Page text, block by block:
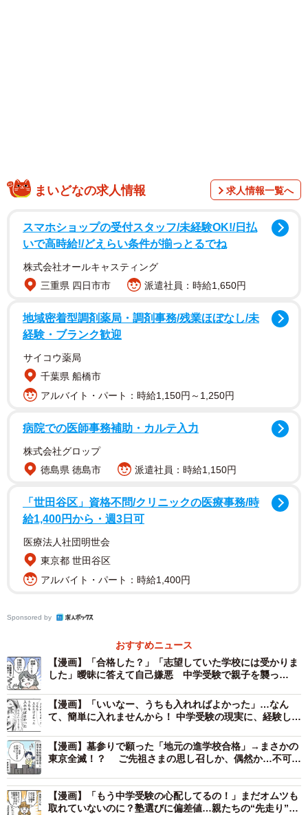
そんな気持ちが揺れ動く中、受験後の落ち着きを乱すよう
なメッセージが届きました。
「久しぶり！受験どうだった？」
送り主は、幼稚園時代に親しくしていたものの、小学校は
気持ちが落ち着いてきたところに、この連絡で心がざわつ
「SくんのママがK中学の試験会場でMさんを見かけたみた
いで！ 息子さんK中学受けたよね？ 気になって連絡しちゃ
思わず携帯を握りしめるMさん。試験会場での様子までこ
うして他人の話題になることに、複雑な気持ちになりま
す。そして続いたメッセージが、さらに心を揺さぶりまし
た。
「SくんはK中学に合格したって！」
それはMさんと息子さんが熱望していたのにご縁がなかっ
た学校だったのです。
まいどなの求人情報 求人情報一覧へ
スマホショップの受付スタッフ/未経験OK!/日払
いで高時給!/どえらい条件が揃っとるでね
株式会社オールキャスティング
三重県 四日市市
派遣社員：時給1,650円
地域密着型調剤薬局・調剤事務/残業ほぼなし/未
経験・ブランク歓迎
サイコウ薬局
千葉県 船橋市
アルバイト・パート：時給1,150円～1,250円
病院での医師事務補助・カルテ入力
株式会社グロップ
徳島県 徳島市
派遣社員：時給1,150円
「世田谷区」資格不問/クリニックの医療事務/時
給1,400円から・週3日可
医療法人社団明世会
東京都 世田谷区
アルバイト・パート：時給1,400円
Sponsored by
おすすめニュース
【漫画】「合格した？」「志望していた学校には受かりま
した」曖昧に答えて自己嫌悪 中学受験で親子を襲っ
【漫画】「いいなー、うちも入れればよかった」…なん
て、簡単に入れませんから！ 中学受験の現実に、経験した
【漫画】墓参りで願った「地元の進学校合格」→まさかの
東京全滅！？ ご先祖さまの思し召しか、偶然か…不可思
【漫画】「もう中学受験の心配してるの！」まだオムツも
取れていないのに？塾選びに偏差値…親たちの“先走り”が